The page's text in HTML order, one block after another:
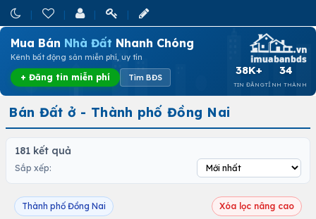
Mua Bán Nhà Đất Nhanh Chóng
Kênh bất động sản miễn phí, uy tín
+ Đăng tin miễn phí Tìm BĐS
38K+
TIN ĐĂNG
34
TỈNH THÀNH
Bán Đất ở - Thành phố Đồng Nai
181 kết quả
Sắp xếp:
Thành phố Đồng Nai Xóa lọc nâng cao